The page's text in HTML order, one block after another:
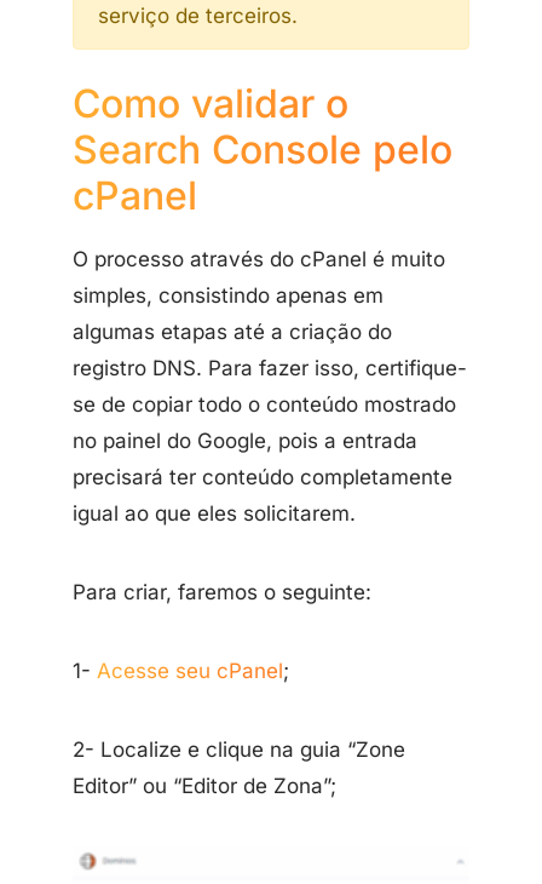
serviço de terceiros.
Como validar o
Search Console pelo
cPanel
O processo através do cPanel é muito
simples, consistindo apenas em
algumas etapas até a criação do
registro DNS. Para fazer isso, certifique-
se de copiar todo o conteúdo mostrado
no painel do Google, pois a entrada
precisará ter conteúdo completamente
igual ao que eles solicitarem.
Para criar, faremos o seguinte:
1- Acesse seu cPanel;
2- Localize e clique na guia “Zone
Editor” ou “Editor de Zona”;